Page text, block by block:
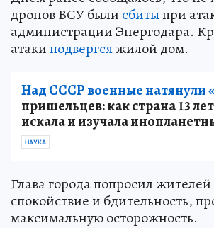
дронов ВСУ были сбитыпри
администрации Энергодара.
атакиподвергсяжилой дом.
Над СССР военные натянули
пришельцев: как страна 13
искала и изучала
НАУКА
Глава города попросил жителей
спокойствие и бдительность,
максимальную осторожность.